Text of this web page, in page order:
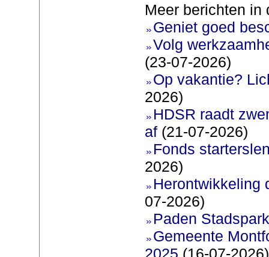
Meer berichten in
Geniet goed
Volg
(23-07-2026)
Op vakantie?
2026)
HDSR raadt
af(21-07-2026)
Fonds
2026)
Herontwikkeling
07-2026)
Paden
Gemeente
2025 (16-07-2026)